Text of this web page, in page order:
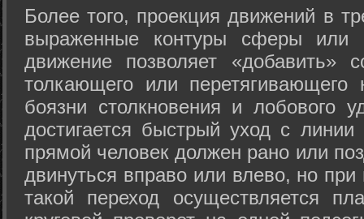
Более того, проекция движений в
выраженные контуры сферы или
движение позволяет «добавить»
толкающего или перетягивающего
боязни столкновения и лобового
достигается быстрый уход с
прямой человек должен рано или
двинуться вправо или влево, но
такой переход осуществляется